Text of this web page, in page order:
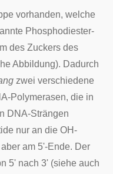
vorhanden, welche
Phosphodiester-
des Zuckers des
Abbildung). Dadurch
zwei verschiedene
Polymerasen, die in
DNA-Strängen
nur an die OH-
am 5'-Ende. Der
5' nach 3' (siehe auch